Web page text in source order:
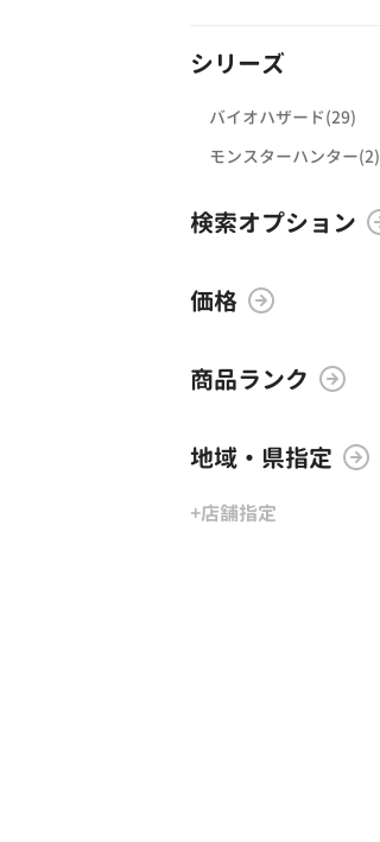
シリーズ
バイオハザード(29)
モンスターハンター(2)
検索オプション
価格
商品ランク
地域・県指定
+店舗指定